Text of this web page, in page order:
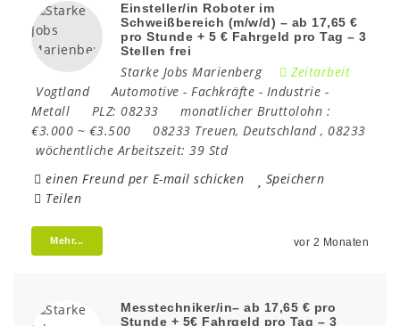
Einsteller/in Roboter im
Schweißbereich (m/w/d) – ab 17,65 €
pro Stunde + 5 € Fahrgeld pro Tag – 3
Stellen frei
Starke Jobs Marienberg
Zeitarbeit
Vogtland
Automotive - Fachkräfte - Industrie -
Metall
PLZ: 08233
monatlicher Bruttolohn :
€3.000 ~ €3.500
08233 Treuen, Deutschland, 08233
wöchentliche Arbeitszeit: 39 Std
einen Freund per E-mail schicken
Speichern
Teilen
Mehr... vor 2 Monaten
Messtechniker/in– ab 17,65 € pro
Stunde + 5€ Fahrgeld pro Tag – 3